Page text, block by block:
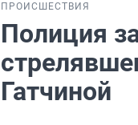
ПРОИСШЕСТВИЯ
Полиция
Гатчиной